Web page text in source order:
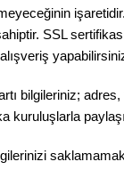
SSL
bilgileriniz;
kuruluşlarla